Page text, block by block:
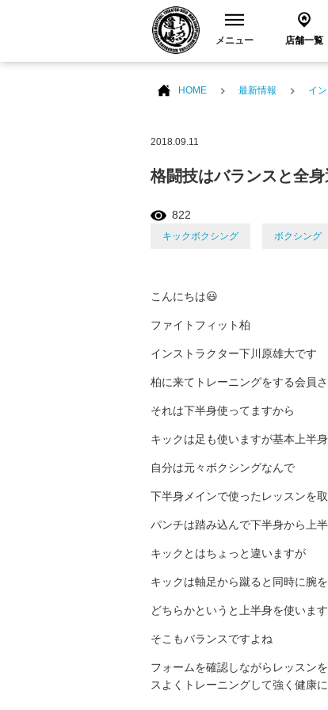
メニュー 店舗一覧
HOME 最新情報 イ
2018.09.11
格闘技はバランスと全身
822
キックボクシング ボクシング
こんにちは😃
ファイトフィット柏
インストラクター下川原雄大です
柏に来てトレーニングをする会員
それは下半身使ってますから
キックは足も使いますが基本上半
自分は元々ボクシングなんで
下半身メインで使ったレッスンを
パンチは踏み込んで下半身から上
キックとはちょっと違いますが
キックは軸足から蹴ると同時に腕
どちらかというと上半身を使いま
そこもバランスですよね
フォームを確認しながらレッスン
スよくトレーニングして強く健康